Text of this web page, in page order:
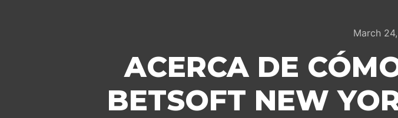
March
ACERCA DE
BETSOFT NEW